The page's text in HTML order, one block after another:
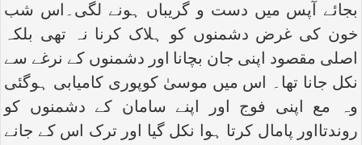
بجائے آپس میں دست و گریباں ہونے لگی۔اس شب
خون کی غرض دشمنوں کو ہلاک کرنا نہ تھی بلکہ
اصلی مقصود اپنی جان بچانا اور دشمنوں کے نرغے سے
نکل جانا تھا۔ اس میں موسیٰ کوپوری کامیابی ہوگئی
وہ مع اپنی فوج اور اپنے سامان کے دشمنوں کو
روندتااور پامال کرتا ہوا نکل گیا اور ترک اس کے جانے